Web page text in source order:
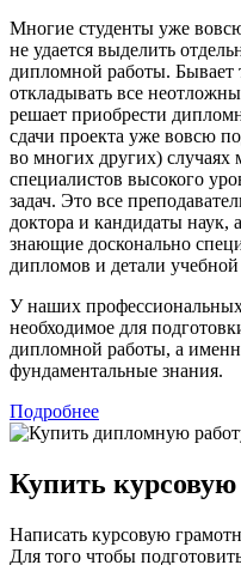
Многие студенты уже
не удается выделить
дипломной работы. Бывает
откладывать все
решает приобрести
сдачи проекта уже вовсю
во многих других)
специалистов высокого
задач. Это все
доктора и кандидаты наук,
знающие досконально
дипломов и детали
У наших
необходимое для
дипломной работы, а
фундаментальные знания.
Подробнее
Купить курсовую
Написать курсовую
Для того чтобы